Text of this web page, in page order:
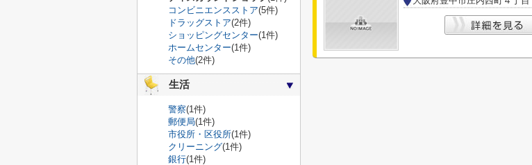
コンビニエンスストア(5件)
ドラッグストア(2件)
ショッピングセンター(1件)
ホームセンター(1件)
その他(2件)
生活
警察(1件)
郵便局(1件)
市役所・区役所(1件)
クリーニング(1件)
銀行(1件)